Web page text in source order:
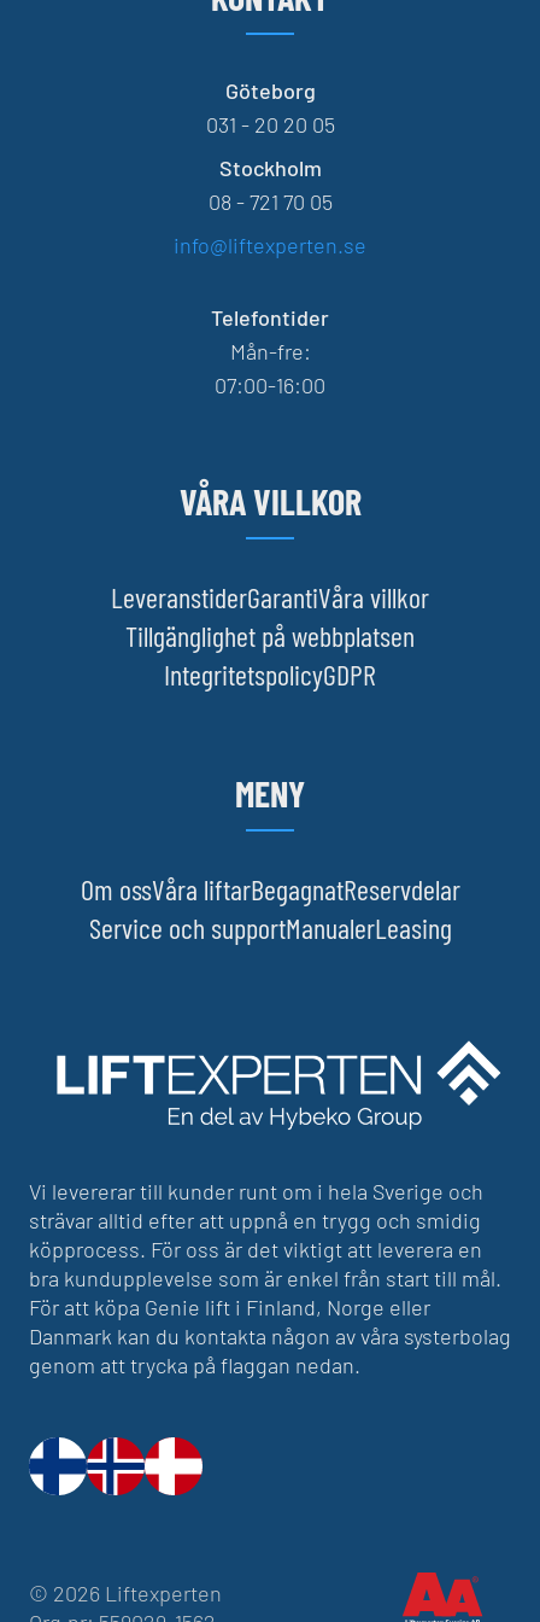
Göteborg
031 - 20 20 05
Stockholm
08 - 721 70 05
info@liftexperten.se
Telefontider
Mån-fre:
07:00-16:00
VÅRA VILLKOR
LeveranstiderGarantiVåra villkor
Tillgänglighet på webbplatsen
IntegritetspolicyGDPR
MENY
Om ossVåra liftarBegagnatReservdelar
Service och supportManualerLeasing
Vi levererar till kunder runt om i hela Sverige och
strävar alltid efter att uppnå en trygg och smidig
köpprocess. För oss är det viktigt att leverera en
bra kundupplevelse som är enkel från start till mål.
För att köpa Genie lift i Finland, Norge eller
Danmark kan du kontakta någon av våra systerbolag
genom att trycka på flaggan nedan.
© 2026 Liftexperten